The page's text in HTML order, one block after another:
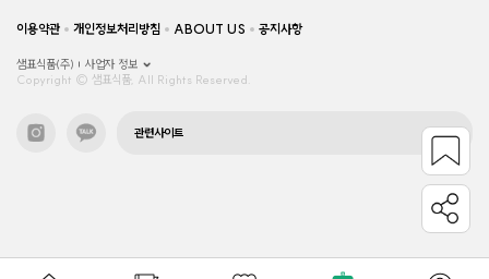
이용약관 개인정보처리방침 ABOUT US 공지사항
샘표식품(주)
사업자 정보
Copyright © 샘표식품, All Rights Reserved.
관련사이트